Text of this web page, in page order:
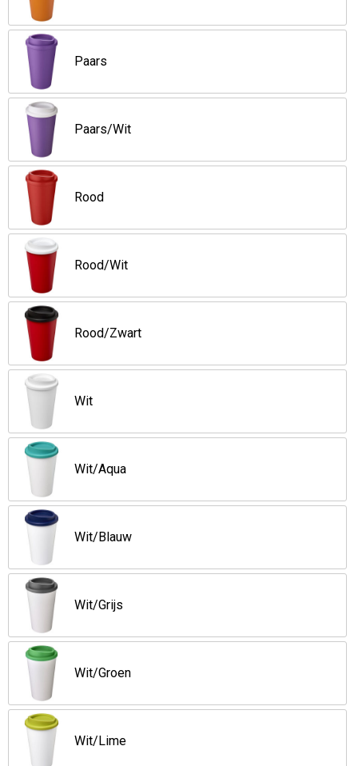
Paars
Paars/Wit
Rood
Rood/Wit
Rood/Zwart
Wit
Wit/Aqua
Wit/Blauw
Wit/Grijs
Wit/Groen
Wit/Lime